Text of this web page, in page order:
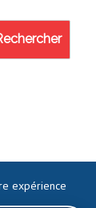
expérience